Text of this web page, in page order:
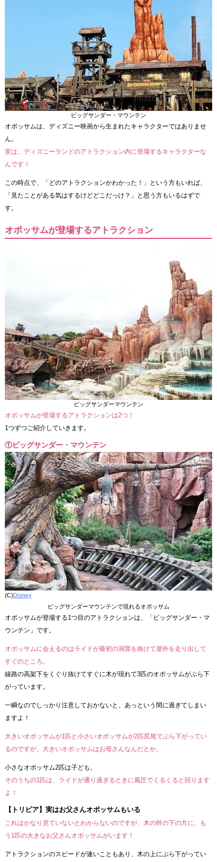
ビッグサンダー・マウンテン
オポッサムは、ディズニー映画から生まれたキャラクターではありませ
ん。
実は、ディズニーランドのアトラクション内に登場するキャラクターな
んです！
この時点で、「どのアトラクションかわかった！」という方もいれば、
「見たことがある気はするけどどこだっけ？」と思う方もいるはずで
す。
オポッサムが登場するアトラクション
ビッグサンダーマウンテン
オポッサムが登場するアトラクションは2つ！
1つずつご紹介していきます。
①ビッグサンダー・マウンテン
(C)Disney
ビッグサンダーマウンテンで現れるオポッサム
オポッサムが登場する1つ目のアトラクションは、「ビッグサンダー・マ
ウンテン」です。
オポッサムに会えるのはライドが最初の洞窟を抜けて屋外を走り出して
すぐのところ。
線路の高架下をくぐり抜けてすぐに木が現れて3匹のオポッサムがぶら下
がっています。
一瞬なのでしっかり注意しておかないと、あっという間に過ぎてしまい
ますよ！
大きいオポッサムが1匹と小さいオポッサムが2匹尻尾でぶら下がってい
るのですが、大きいオポッサムはお母さんなんだとか。
小さなオポッサム2匹は子ども。
そのうちの1匹は、ライドが通り過ぎるときに風圧でくるくると回ります
よ！
【トリビア】実はお父さんオポッサムもいる
これはかなり見ていないとわからないのですが、木の幹の下の方に、も
う1匹の大きなお父さんオポッサムがいます！
アトラクションのスピードが速いこともあり、木の上にぶら下がってい